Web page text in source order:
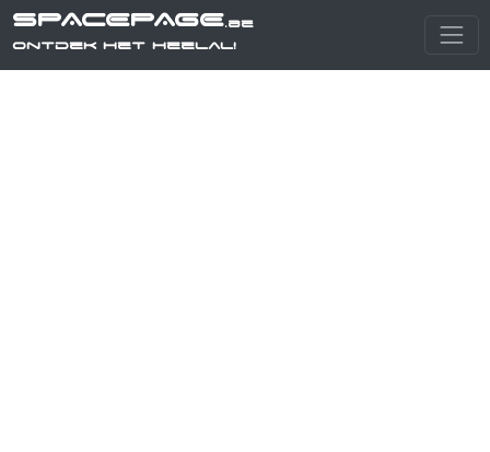
SPACEPAGE.be
Ontdek het heelal!